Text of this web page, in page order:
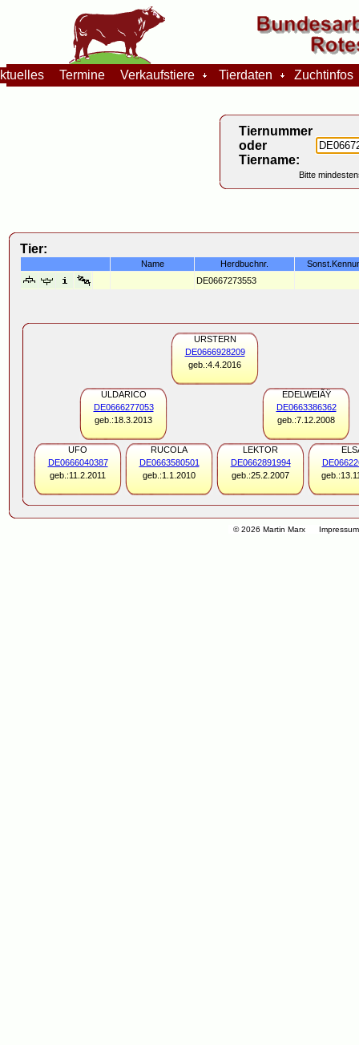
© 2026 Martin Marx
Termine Verkaufstiere Tierdaten Zuchtinfos
Tiernummer
oder
Tiername:
Bitte
Tier:
Name Herdbuchnr.
DE0667273553
URSTERN
DE0666928209
geb.:4.4.2016
ULDARICO
DE0666277053
geb.:18.3.2013
EDELWEIÃŸ
DE0663386362
geb.:7.12.2008
UFO
DE0666040387
geb.:11.2.2011
RUCOLA
DE0663580501
geb.:1.1.2010
LEKTOR
DE0662891994
geb.:25.2.2007